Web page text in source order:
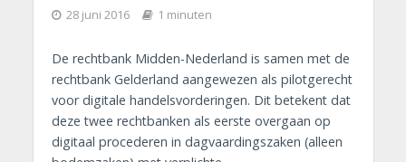
28 juni 2016 1 minuten
De rechtbank Midden-Nederland is samen met de
rechtbank Gelderland aangewezen als pilotgerecht
voor digitale handelsvorderingen. Dit betekent dat
deze twee rechtbanken als eerste overgaan op
digitaal procederen in dagvaardingszaken (alleen